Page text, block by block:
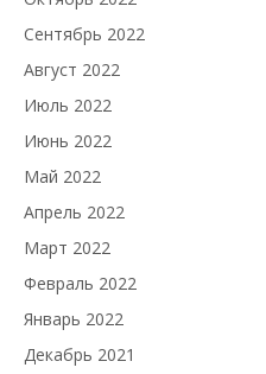
Сентябрь 2022
Август 2022
Июль 2022
Июнь 2022
Май 2022
Апрель 2022
Март 2022
Февраль 2022
Январь 2022
Декабрь 2021